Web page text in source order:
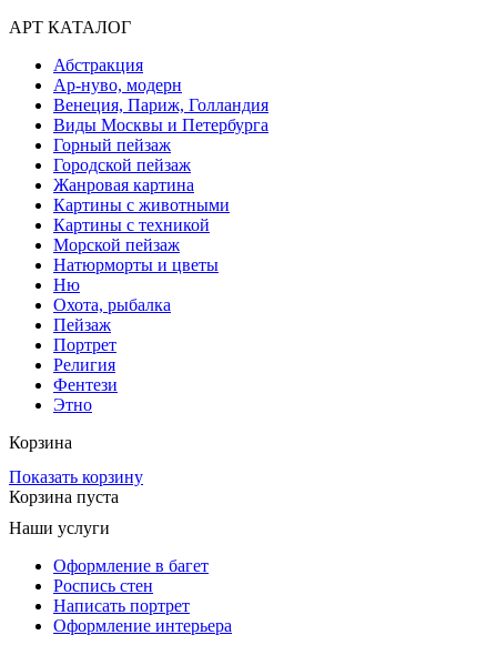
АРТ КАТАЛОГ
Абстракция
Ар-нуво, модерн
Венеция, Париж, Голландия
Виды Москвы и Петербурга
Горный пейзаж
Городской пейзаж
Жанровая картина
Картины с животными
Картины с техникой
Морской пейзаж
Натюрморты и цветы
Ню
Охота, рыбалка
Пейзаж
Портрет
Религия
Фентези
Этно
Корзина
Показать корзину
Корзина пуста
Наши услуги
Оформление в багет
Роспись стен
Написать портрет
Оформление интерьера